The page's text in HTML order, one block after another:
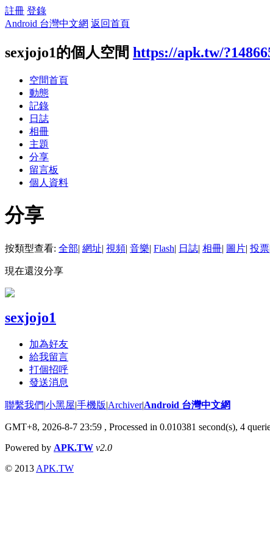
註冊 登錄
Android 台灣中文網 返回首頁
sexjojo1的個人空間 https://apk.tw/
空間首頁
動態
記錄
日誌
相冊
主題
分享
留言板
個人資料
分享
按類型查看: 全部| 網址| 視頻| 音樂| Flash| 日誌| 相冊| 圖片| 投票
現在還沒分享
sexjojo1
加為好友
給我留言
打個招呼
發送消息
聯繫我們|小黑屋|手機版|Archiver|Android 台灣中文網
GMT+8, 2026-8-7 23:59 , Processed in 0.010381 second(s), 4
Powered by APK.TW v2.0
© 2013 APK.TW